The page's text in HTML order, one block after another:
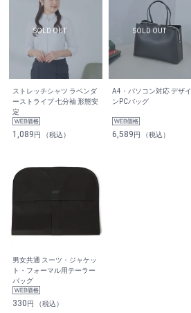
ストレッチシャツ ラベンダ
ーストライプ 七分袖 形態安
定
1,089円 （税込）
A4・パソコン対応 デザイ
ンPCバッグ
6,589円 （税込）
男女共通 スーツ・ジャケッ
ト・フォーマル用テーラー
バッグ
330円 （税込）